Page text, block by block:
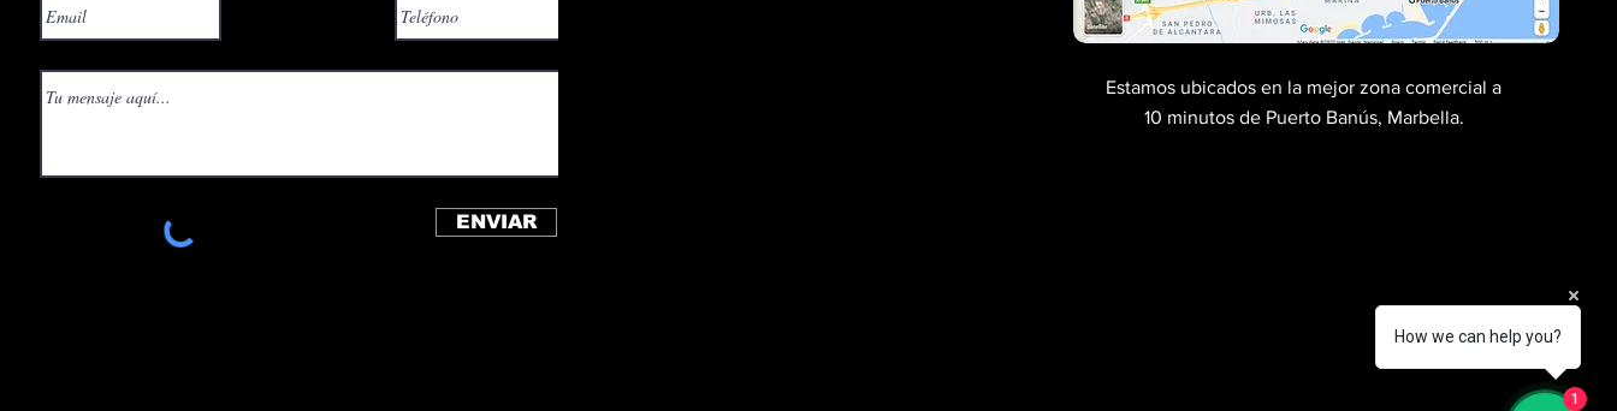
ENVIAR
Estamos ubicados en la mejor zona comercial a
10 minutos de Puerto Banús, Marbella.
How we can help you?
1